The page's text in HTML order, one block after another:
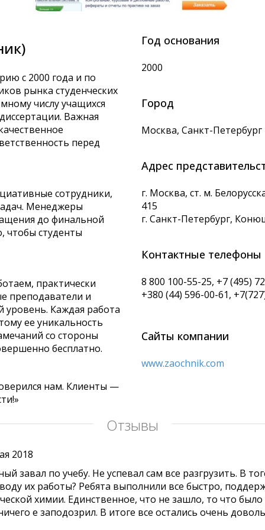
с 2000 года и по
рынка студенческих
числу учащихся
Важная
перед
сотрудники,
Менеджеры
до финальной
чтобы студенты
практически
преподаватели и
Каждая работа
ее уникальность
со стороны
бесплатно.
нам. Клиенты —
Год основания
2000
Город
Москва, Санкт-Петербург
Адрес
г. Москва, ст. м.
415
г. Санкт-Петербург,
Контактные телефоны
8 800 100-55-25, +7 (495)
+380 (44) 596-00-61,
Сайты компании
www.zaochnik.com
Отзывы
2018
завал по учебу. Не успевал сам все разгрузить. В
их работы? Ребята выполнили все быстро,
химии. Единственное, что не зашло, то что
е заподозрил. В итоге все остались очень